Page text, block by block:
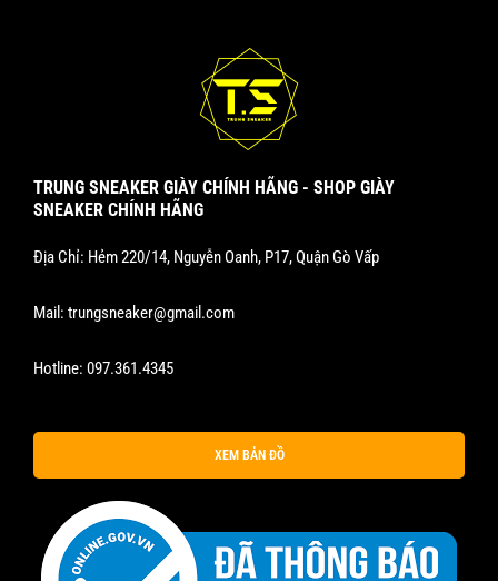
TRUNG SNEAKER GIÀY CHÍNH HÃNG - SHOP GIÀY
SNEAKER CHÍNH HÃNG
Địa Chỉ: Hẻm 220/14, Nguyễn Oanh, P17, Quận Gò Vấp
Mail: trungsneaker@gmail.com
Hotline: 097.361.4345
XEM BẢN ĐỒ